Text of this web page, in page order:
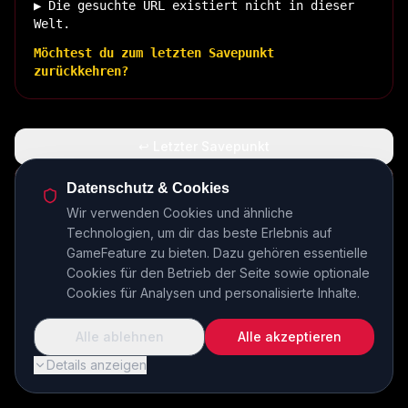
▶ Die gesuchte URL existiert nicht in dieser
Welt.
Möchtest du zum letzten Savepunkt
zurückkehren?
🏠 Zurück zur Basis
INSERT COIN TO CONTINUE...
Datenschutz & Cookies
Wir verwenden Cookies und ähnliche
Technologien, um dir das beste Erlebnis auf
GameFeature zu bieten. Dazu gehören essentielle
Cookies für den Betrieb der Seite sowie optionale
Cookies für Analysen und personalisierte Inhalte.
Details anzeigen
Alle ablehnen Alle akzeptieren